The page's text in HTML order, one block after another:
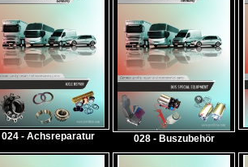
024 - Achsreparatur 028 - Buszubehör